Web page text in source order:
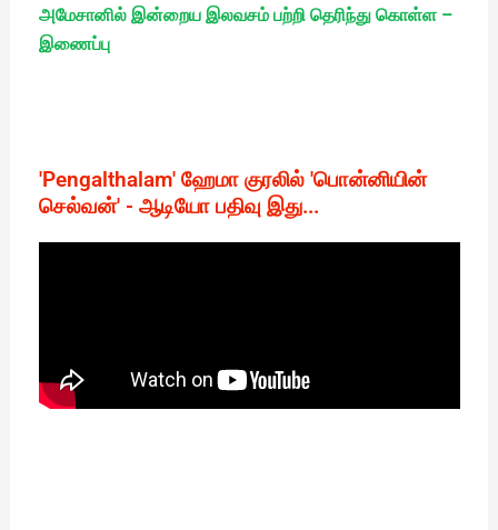
அமேசானில் இன்றைய இலவசம் பற்றி தெரிந்து கொள்ள –
இணைப்பு
'Pengalthalam' ஹேமா குரலில் 'பொன்னியின்
செல்வன்' - ஆடியோ பதிவு இது...